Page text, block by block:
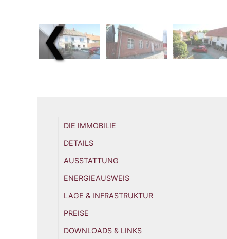
❮
DIE IMMOBILIE
DETAILS
AUSSTATTUNG
ENERGIEAUSWEIS
LAGE & INFRASTRUKTUR
PREISE
DOWNLOADS & LINKS